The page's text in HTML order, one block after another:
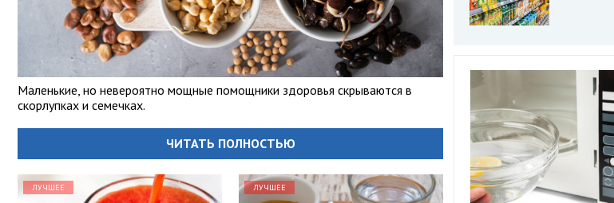
Маленькие, но невероятно мощные помощники здоровья скрываются в
скорлупках и семечках.
ЧИТАТЬ ПОЛНОСТЬЮ
ЛУЧШЕЕ ЛУЧШЕЕ